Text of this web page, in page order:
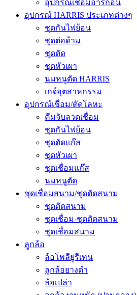
อุปกรณ์เชื่อมอาร์กอน
อุปกรณ์ HARRIS ประเภทต่างๆ
ชุดกันไฟย้อน
ชุดต่อด้าม
ชุดตัด
ชุดหัวเผา
นมหนูตัด HARRIS
เกจ์อุตสาหกรรม
อุปกรณ์เชื่อม/ตัดโลหะ
คีมจับลวดเชื่อม
ชุดกันไฟย้อน
ชุดตัดแก๊ส
ชุดหัวเผา
ชุดเชื่อมแก๊ส
นมหนูตัด
ชุดเชื่อมสนาม/ชุดตัดสนาม
ชุดตัดสนาม
ชุดเชื่อม-ชุดตัดสนาม
ชุดเชื่อมสนาม
ลูกล้อ
ล้อโพลียูรีเทน
ลูกล้อยางดำ
ล้อเปล่า